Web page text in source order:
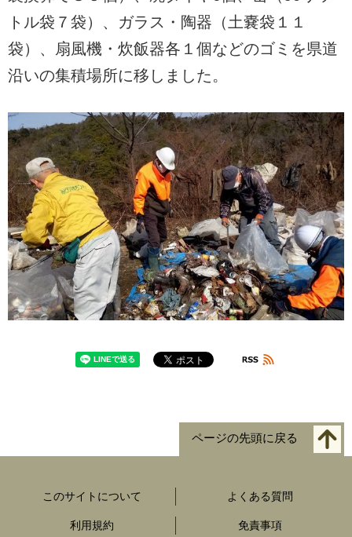
トル袋７袋）、ガラス・陶器（土嚢袋１１
袋）、扇風機・炊飯器各１個などのゴミを県道
沿いの集積場所に移しました。
ページの先頭に戻る
このサイトについて よくある質問
利用規約 免責事項